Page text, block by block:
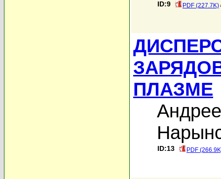
ID:9 PDF (227.7K)
ПЛАЗМЕ
ID:13 PDF